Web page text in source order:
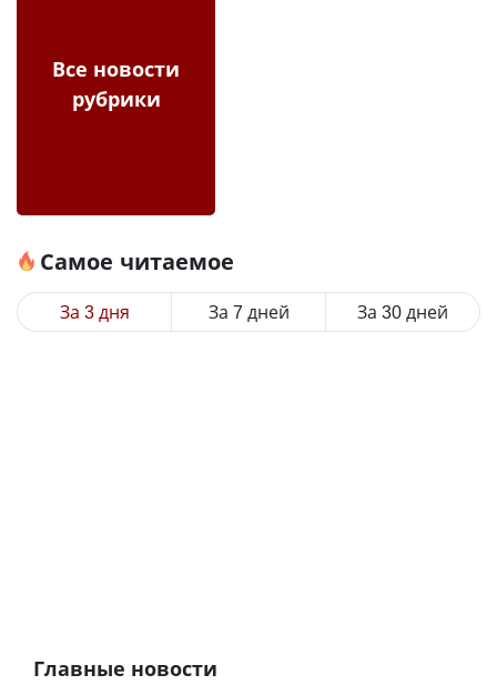
Все новости
рубрики
Самое читаемое
За 3 дня За 7 дней За 30 дней
Главные новости